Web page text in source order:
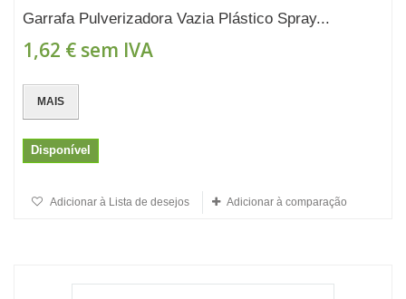
Garrafa Pulverizadora Vazia Plástico Spray...
1,62 € sem IVA
MAIS
Disponível
Adicionar à Lista de desejos Adicionar à comparação